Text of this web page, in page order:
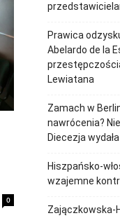
0
Prawica
Abelardo de la
Lewiatana
Zamach w
nawrócenia?
Diecezja
Hiszpańsko-
wzajemne
Zajączkowska-